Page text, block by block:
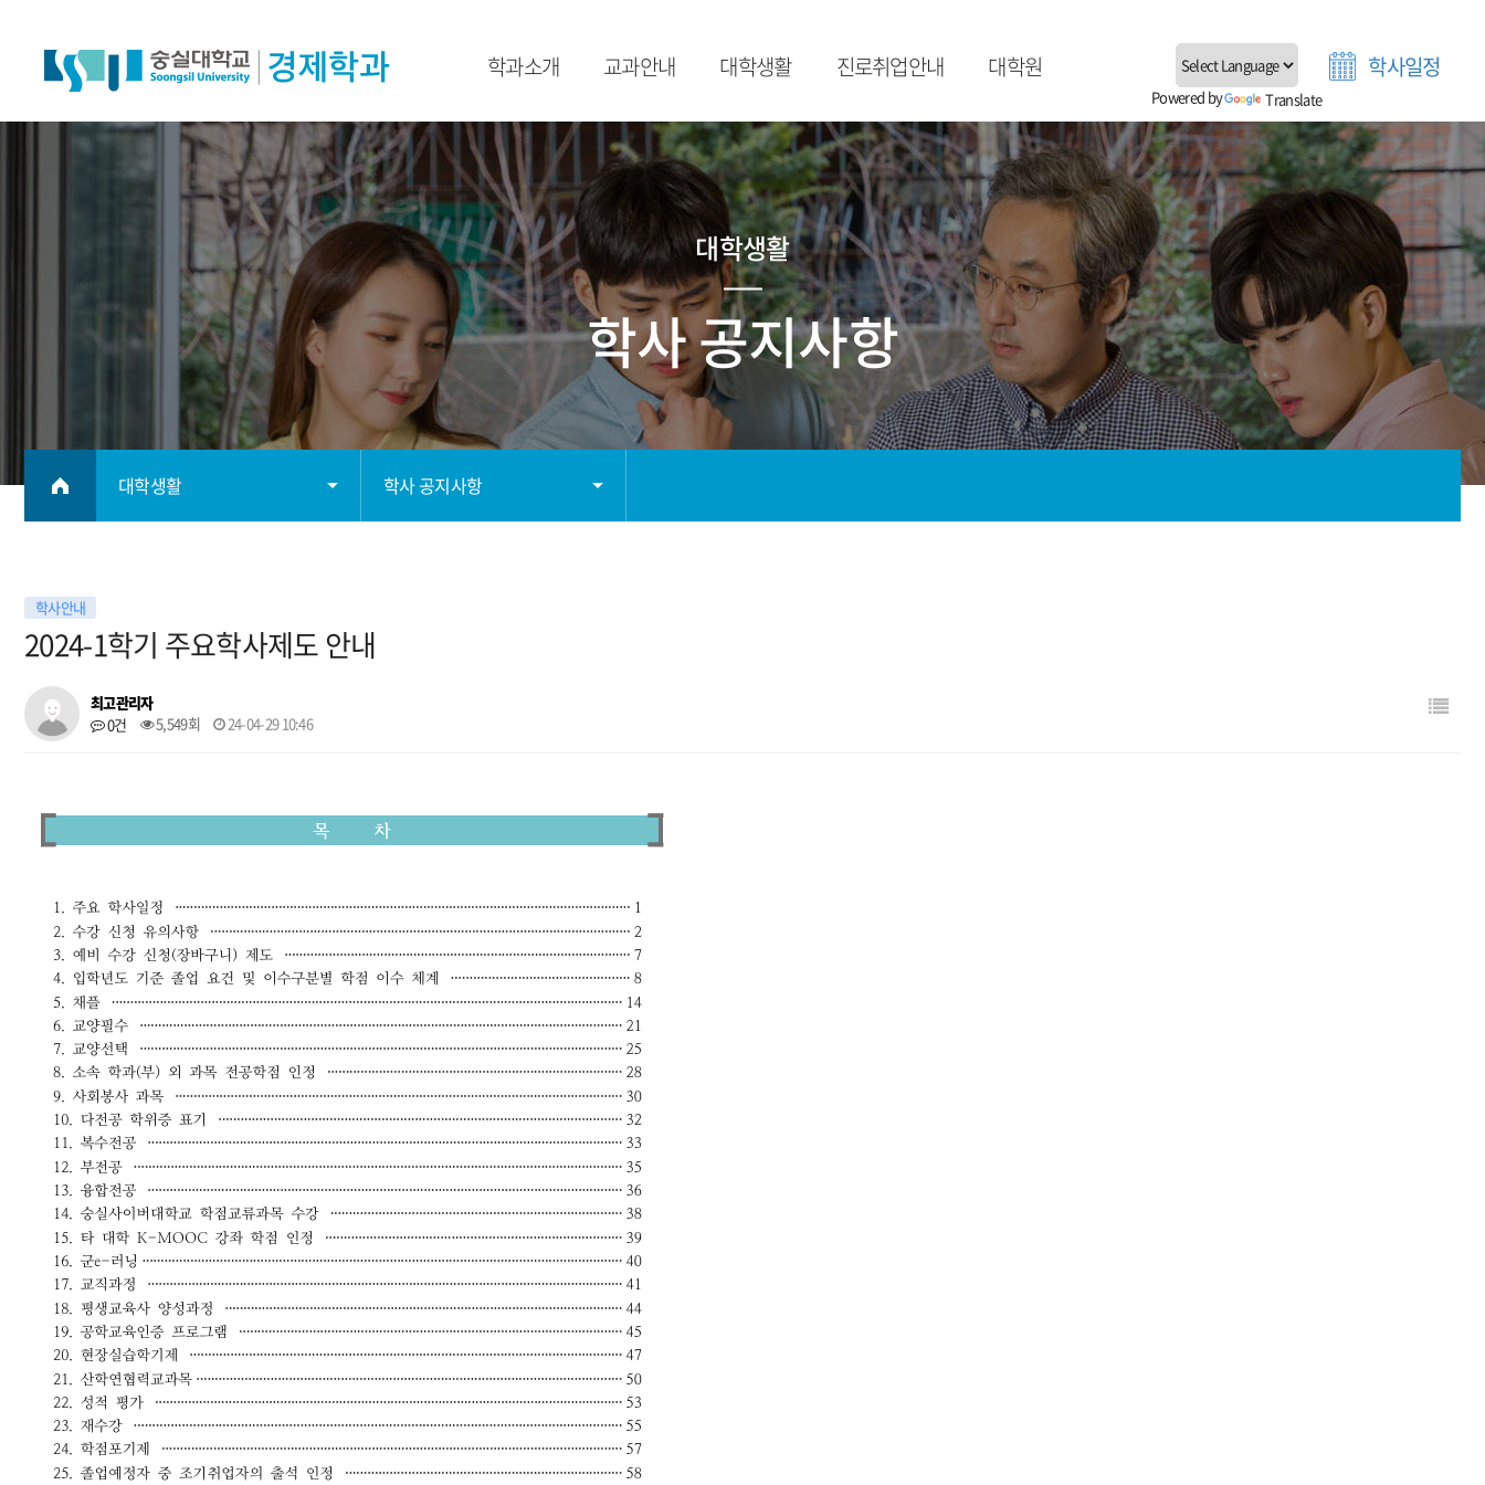
학과소개
학과소개
교수진
오시는길
교과안내
수강가이드
교과목 소개
비교과 소개
장학제도
학사FAQ
대학생활
학사일정
학사공지사항
공모전
학과 소모임
자료실
진로취업안내
취업프로그램
취업FAQ
대학원
대학원 소개
졸업생 진로현황
대학원 공지사항
Powered by Translate
학사일정
대학생활
학사 공지사항
대학생활
교과안내
대학생활
대학원
학사 공지사항
자료실
학사안내
2024-1학기 주요학사제도 안내
최고관리자
0건
5,549회 24-04-29 10:46